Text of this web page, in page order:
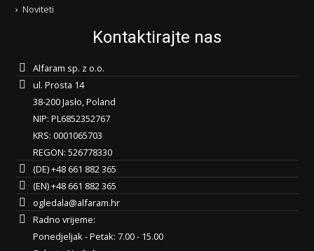
Noviteti
Kontaktirajte nas
Alfaram sp. z o.o.
ul. Prosta 14
38-200 Jasło, Poland
NIP: PL6852352767
KRS: 0001065703
REGON: 526778330
(DE) +48 661 882 365
(EN) +48 661 882 365
ogledala@alfaram.hr
Radno vrijeme:
Ponedjeljak - Petak: 7.00 - 15.00